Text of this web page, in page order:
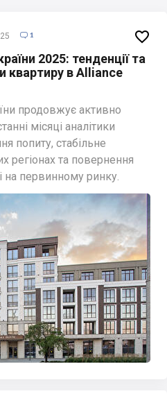
 1
2025: тенденції та
квартиру в Alliance
продовжує активно
місяці аналітики
попиту, стабільне
регіонах та повернення
на первинному ринку.
